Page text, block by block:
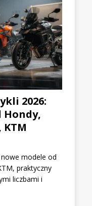
2026:
Hondy,
modele od
praktyczny
liczbami i